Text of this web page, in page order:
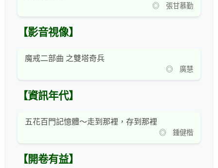
◎ 張甘慕勤
【影音視像】
魔戒二部曲 之雙塔奇兵
◎ 廣慧
【資訊年代】
五花百門記憶體～走到那裡，存到那裡
◎ 鍾健楷
【開卷有益】